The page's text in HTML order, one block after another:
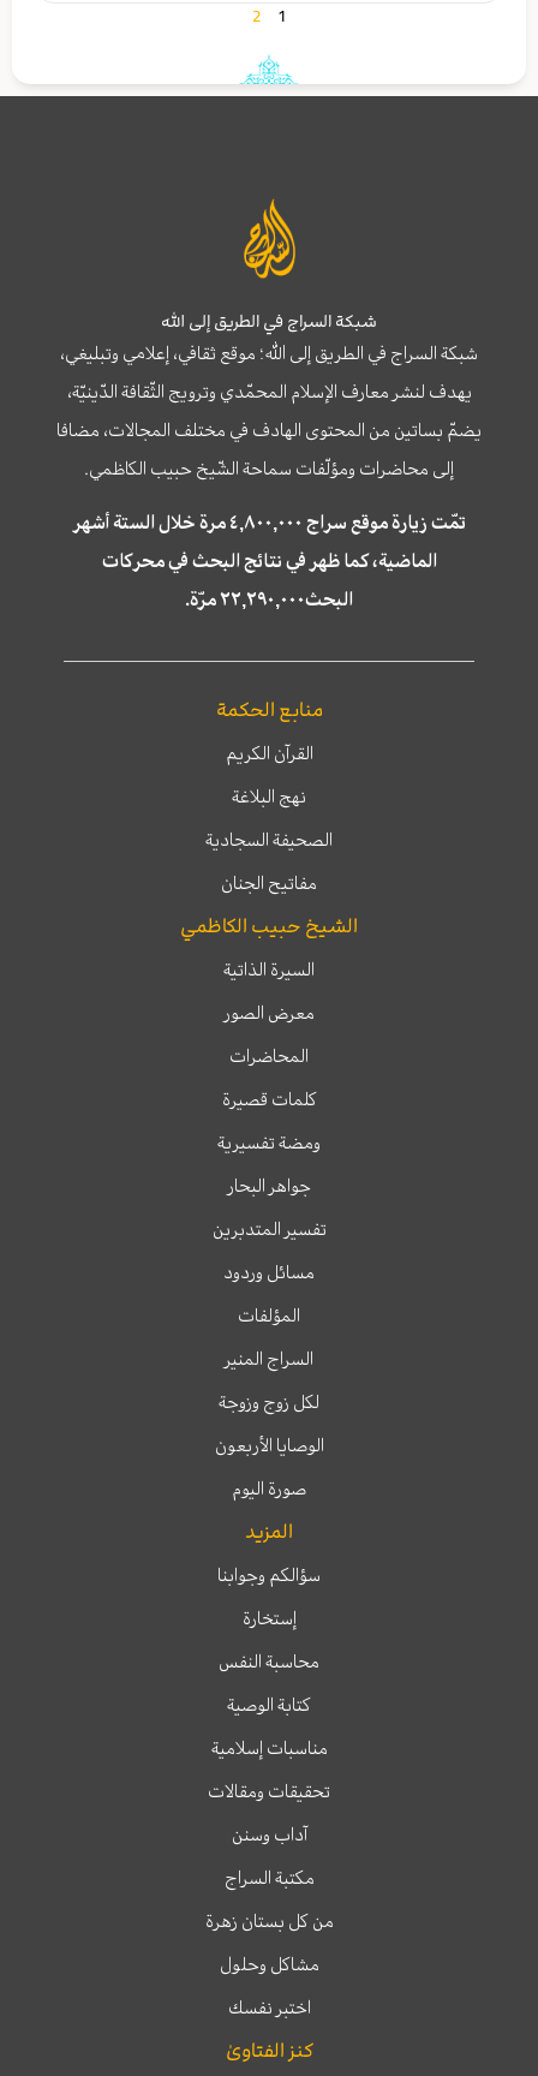
1
2
شبكة السراج في الطريق إلى الله
شبكة السراج في الطريق إلى الله؛ موقع ثقافي، إعلامي وتبليغي،
يهدف لنشر معارف الإسلام المحمّدي وترويج الثّقافة الدّينيّة،
يضمّ بساتين من المحتوى الهادف في مختلف المجالات، مضافا
إلى محاضرات ومؤلّفات سماحة الشّيخ حبيب الكاظمي.
تمّت زيارة موقع سراج ٤,٨٠٠,٠٠٠ مرة خلال الستة أشهر
الماضية، كما ظهر في نتائج البحث في محركات
البحث٢٢,٢٩٠,٠٠٠ مرّة.
منابع الحكمة
القرآن الكريم
نهج البلاغة
الصحيفة السجادية
مفاتيح الجنان
الشيخ حبيب الكاظمي
السيرة الذاتية
معرض الصور
المحاضرات
كلمات قصيرة
ومضة تفسيرية
جواهر البحار
تفسير المتدبرين
مسائل وردود
المؤلفات
السراج المنير
لكل زوج وزوجة
الوصايا الأربعون
صورة اليوم
المزيد
سؤالكم وجوابنا
إستخارة
محاسبة النفس
كتابة الوصية
مناسبات إسلامية
تحقيقات ومقالات
آداب وسنن
مكتبة السراج
من كل بستان زهرة
مشاكل وحلول
اختبر نفسك
كنز الفتاوىٰ